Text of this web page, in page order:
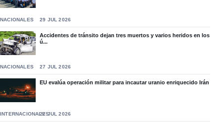
NACIONALES 29 JUL 2026
Accidentes de tránsito dejan tres muertos y varios heridos en los
ú...
NACIONALES 27 JUL 2026
EU evalúa operación militar para incautar uranio enriquecido Irán
INTERNACIONALES27 JUL 2026